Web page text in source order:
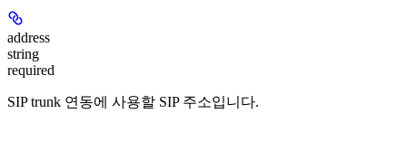
address
string
required
SIP trunk 연동에 사용할 SIP 주소입니다.